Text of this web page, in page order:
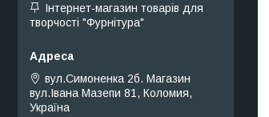
Інтернет-магазин товарів для
творчості "Фурнітура"
вул.Симоненка 2б. Магазин
вул.Івана Мазепи 81, Коломия,
Україна